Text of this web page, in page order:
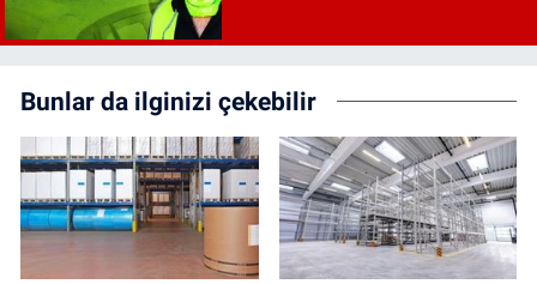
Bunlar da ilginizi çekebilir